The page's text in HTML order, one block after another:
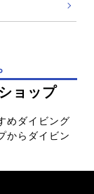
ョップ
めダイビング
からダイビン